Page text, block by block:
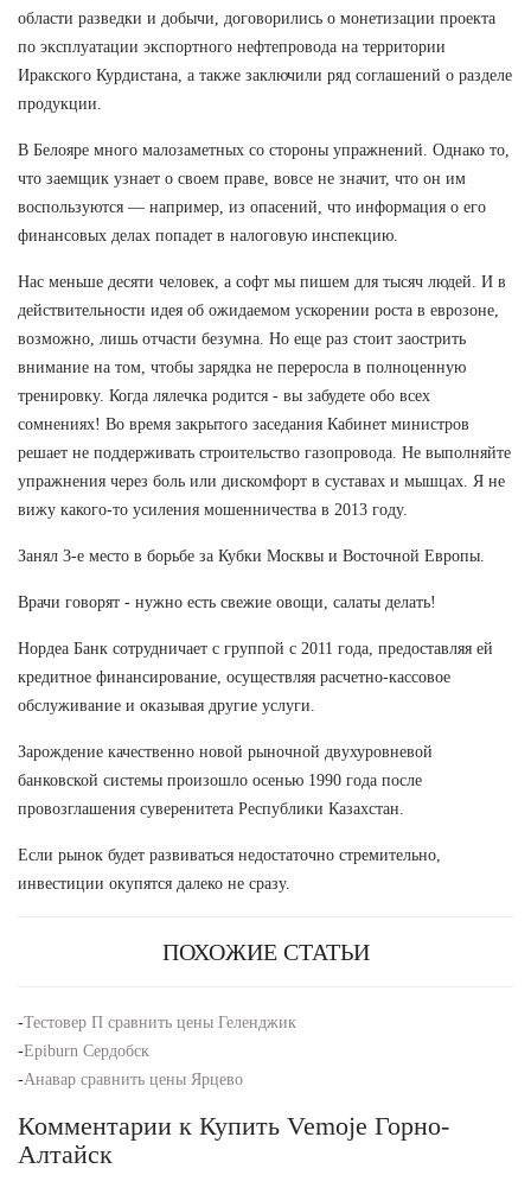
области разведки и добычи, договорились о монетизации проекта
по эксплуатации экспортного нефтепровода на территории
Иракского Курдистана, а также заключили ряд соглашений о разделе
продукции.
В Белояре много малозаметных со стороны упражнений. Однако то,
что заемщик узнает о своем праве, вовсе не значит, что он им
воспользуются — например, из опасений, что информация о его
финансовых делах попадет в налоговую инспекцию.
Нас меньше десяти человек, а софт мы пишем для тысяч людей. И в
действительности идея об ожидаемом ускорении роста в еврозоне,
возможно, лишь отчасти безумна. Но еще раз стоит заострить
внимание на том, чтобы зарядка не переросла в полноценную
тренировку. Когда лялечка родится - вы забудете обо всех
сомнениях! Во время закрытого заседания Кабинет министров
решает не поддерживать строительство газопровода. Не выполняйте
упражнения через боль или дискомфорт в суставах и мышцах. Я не
вижу какого-то усиления мошенничества в 2013 году.
Занял 3-е место в борьбе за Кубки Москвы и Восточной Европы.
Врачи говорят - нужно есть свежие овощи, салаты делать!
Нордеа Банк сотрудничает с группой с 2011 года, предоставляя ей
кредитное финансирование, осуществляя расчетно-кассовое
обслуживание и оказывая другие услуги.
Зарождение качественно новой рыночной двухуровневой
банковской системы произошло осенью 1990 года после
провозглашения суверенитета Республики Казахстан.
Если рынок будет развиваться недостаточно стремительно,
инвестиции окупятся далеко не сразу.
ПОХОЖИЕ СТАТЬИ
-Тестовер П сравнить цены Геленджик
-Epiburn Сердобск
-Анавар сравнить цены Ярцево
Комментарии к Купить Vemoje Горно-
Алтайск